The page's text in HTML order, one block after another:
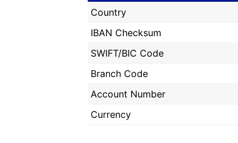
Country
IBAN Checksum
SWIFT/BIC Code
Branch Code
Account Number
Currency